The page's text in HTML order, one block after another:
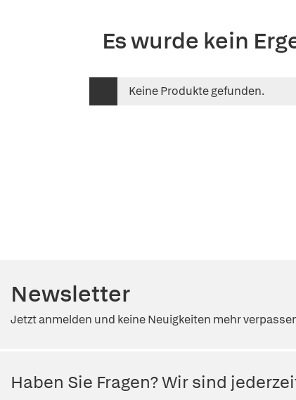
Es wurde kein
Keine Produkte gefunden.
Newsletter
Jetzt anmelden und keine Neuigkeiten mehr
Haben Sie Fragen? Wir sind